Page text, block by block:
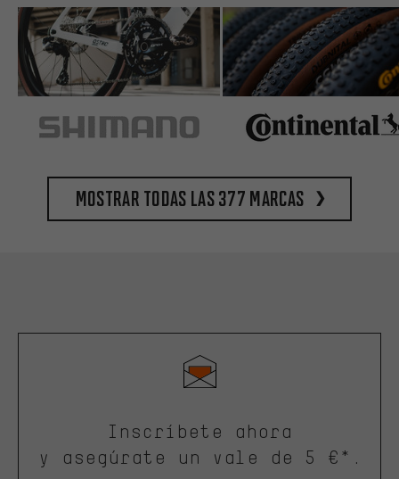
Mostrar todas las 377 marcas
Inscríbete ahora
y asegúrate un vale de 5 €*.